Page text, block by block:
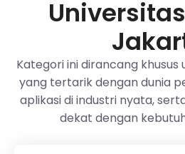
Kategori ini dirancang khusus
yang tertarik dengan dunia
aplikasi di industri nyata,
dekat dengan